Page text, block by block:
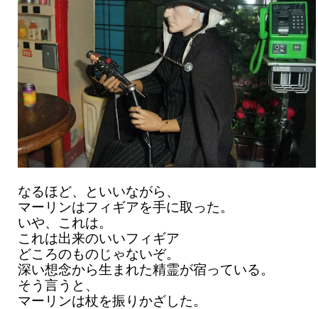
なるほど、といいながら、
マーリンはフィギアを手に取った。
いや、これは。
これは出来のいいフィギア
どころのものじゃないぞ。
深い想念から生まれた精霊が宿っている。
そう言うと、
マーリンは杖を振りかざした。